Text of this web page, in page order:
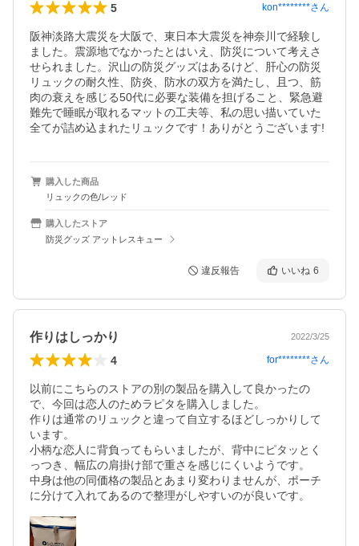
5 kon********さん
阪神淡路大震災を大阪で、東日本大震災を神奈川で経験し
ました。震源地でなかったとはいえ、防災について考えさ
せられました。沢山の防災グッズはあるけど、肝心の防災
リュックの耐久性、防炎、防水の双方を満たし、且つ、筋
肉の衰えを感じる50代に必要な装備を担げること、緊急避
難先で睡眠が取れるマットの工夫等、私の思い描いていた
全てが詰め込まれたリュックです！ありがとうございます!
購入した商品
リュックの色/レッド
購入したストア
防災グッズ アットレスキュー
違反報告 いいね 6
作りはしっかり 2022/3/25
4 for********さん
以前にこちらのストアの別の製品を購入して良かったの
で、今回は恋人のためラピタを購入しました。
作りは通常のリュックと違って自立するほどしっかりして
います。
小柄な恋人に背負ってもらいましたが、背中にピタッとく
っつき、幅広の肩掛け部で重さを感じにくいようです。
中身は他の同価格の製品とあまり変わりませんが、ポーチ
に分けて入れてあるので整理がしやすいのが良いです。